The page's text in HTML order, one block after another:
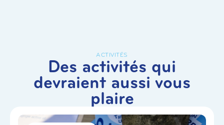
ACTIVITÉS
Des activités qui
devraient aussi vous
plaire